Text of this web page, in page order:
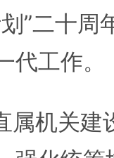
”二十周
工作。
机关建